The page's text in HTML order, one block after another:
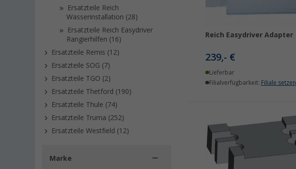
Ersatzteile Reich
Wasserinstallation (28)
Ersatzteile Reich Easydriver
Rangierhilfen (16)
Ersatzteile Remis (12)
Ersatzteile SOG (7)
Ersatzteile TGO (2)
Ersatzteile Thetford (190)
Ersatzteile Thule (74)
Ersatzteile Truma (252)
Ersatzteile Westfield (12)
Marke
Reich Easydriver Adapter
239,- €
Lieferbar
Filialverfügbarkeit: Filiale setzen